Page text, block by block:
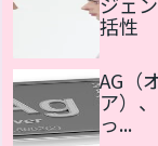
括性
AG（
ア）
っ...